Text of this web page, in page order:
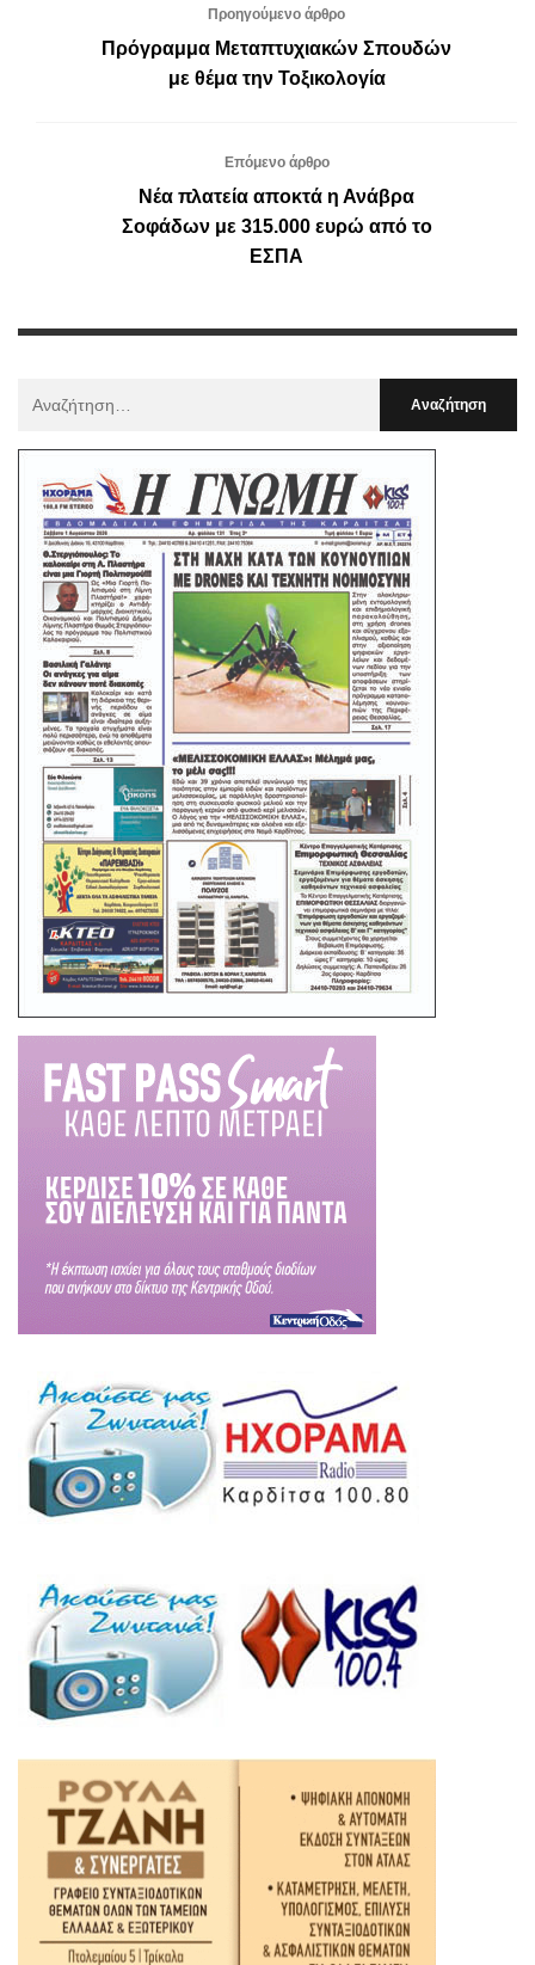
Προηγούμενο άρθρο
Πρόγραμμα Μεταπτυχιακών Σπουδών
με θέμα την Τοξικολογία
Επόμενο άρθρο
Νέα πλατεία αποκτά η Ανάβρα
Σοφάδων με 315.000 ευρώ από το
ΕΣΠΑ
: